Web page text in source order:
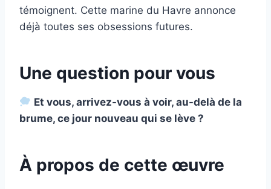
témoignent. Cette marine du Havre annonce
déjà toutes ses obsessions futures.
Une question pour vous
Et vous, arrivez-vous à voir, au-delà de la
brume, ce jour nouveau qui se lève ?
À propos de cette œuvre